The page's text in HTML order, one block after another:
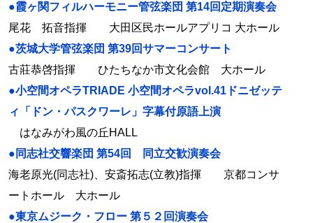
●霞ヶ関フィルハーモニー管弦楽団 第14回定期演奏会
尾花 拓音指揮 大田区民ホールアプリコ 大ホール
●茨城大学管弦楽団 第39回サマーコンサート
古莊恭啓指揮 ひたちなか市文化会館 大ホール
●小空間オペラTRIADE 小空間オペラvol.41ドニゼッテ
ィ「ドン・パスクワーレ」字幕付原語上演
はなみがわ風の丘HALL
●同志社交響楽団 第54回 同立交歓演奏会
海老原光(同志社)、安斎拓志(立教)指揮 京都コンサ
ートホール 大ホール
●東京ムジーク・フロー 第５２回演奏会